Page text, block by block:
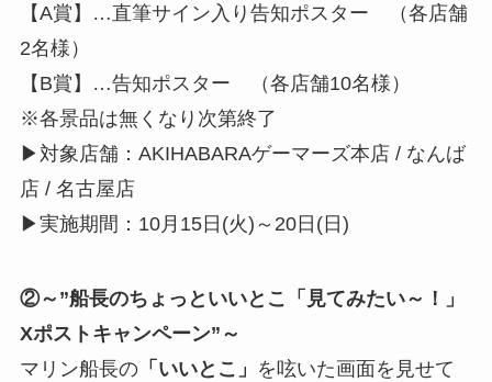
【A賞】…直筆サイン入り告知ポスター （各店舗
2名様）
【B賞】…告知ポスター （各店舗10名様）
※各景品は無くなり次第終了
▶︎対象店舗：AKIHABARAゲーマーズ本店 / なんば
店 / 名古屋店
▶︎実施期間：10月15日(火)～20日(日)
②～”船長のちょっといいとこ「見てみたい～！」
Xポストキャンペーン”～
マリン船長の「いいとこ」 を呟いた画面を見せて